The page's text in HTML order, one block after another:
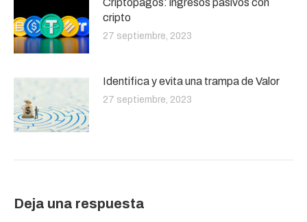
Criptopagos: ingresos pasivos con
cripto
27 septiembre, 2023
Identifica y evita una trampa de Valor
27 septiembre, 2023
Deja una respuesta